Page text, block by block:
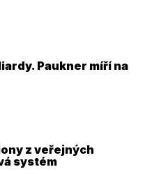
Paukner míří na
z veřejných
systém